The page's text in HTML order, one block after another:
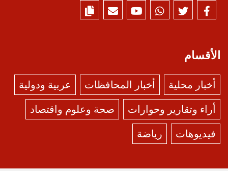
الأقسام
أخبار محلية أخبار المحافظات
عربية ودولية
أراء وتقارير وحوارات
صحة وعلوم واقتصاد
فيديوهات
رياضة